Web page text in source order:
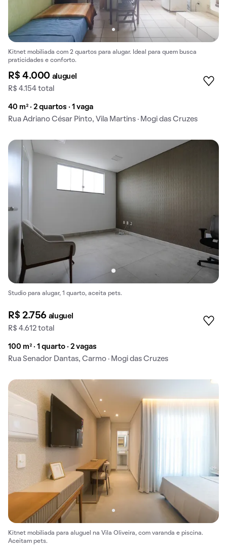
Kitnet mobiliada com 2 quartos para alugar. Ideal para quem busca
praticidades e conforto.
R$ 4.000 aluguel
R$ 4.154 total
40 m² · 2 quartos · 1 vaga
Rua Adriano César Pinto, Vila Martins · Mogi das Cruzes
Studio para alugar, 1 quarto, aceita pets.
R$ 2.756 aluguel
R$ 4.612 total
100 m² · 1 quarto · 2 vagas
Rua Senador Dantas, Carmo · Mogi das Cruzes
Kitnet mobiliada para aluguel na Vila Oliveira, com varanda e piscina.
Aceitam pets.